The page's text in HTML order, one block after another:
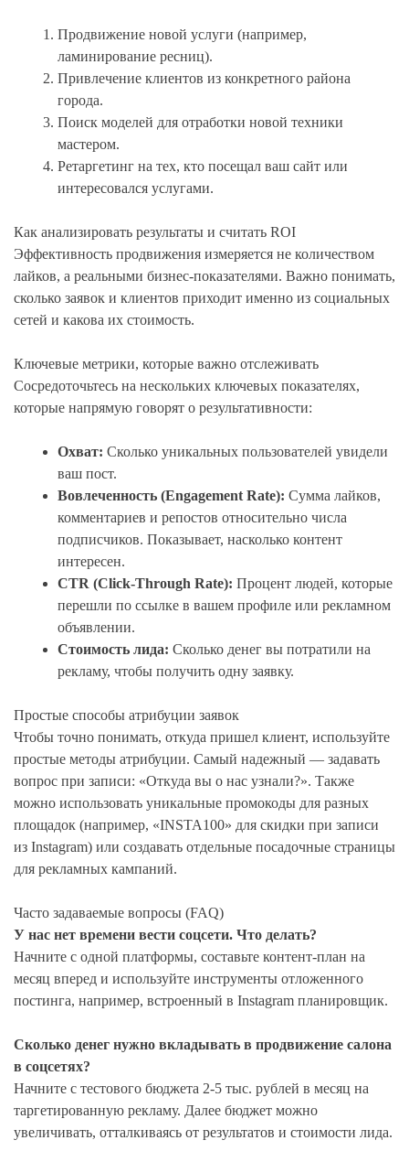
Продвижение новой услуги (например,
ламинирование ресниц).
Привлечение клиентов из конкретного района
города.
Поиск моделей для отработки новой техники
мастером.
Ретаргетинг на тех, кто посещал ваш сайт или
интересовался услугами.
Как анализировать результаты и считать ROI
Эффективность продвижения измеряется не количеством
лайков, а реальными бизнес-показателями. Важно понимать,
сколько заявок и клиентов приходит именно из социальных
сетей и какова их стоимость.
Ключевые метрики, которые важно отслеживать
Сосредоточьтесь на нескольких ключевых показателях,
которые напрямую говорят о результативности:
Охват: Сколько уникальных пользователей увидели
ваш пост.
Вовлеченность (Engagement Rate): Сумма лайков,
комментариев и репостов относительно числа
подписчиков. Показывает, насколько контент
интересен.
CTR (Click-Through Rate): Процент людей, которые
перешли по ссылке в вашем профиле или рекламном
объявлении.
Стоимость лида: Сколько денег вы потратили на
рекламу, чтобы получить одну заявку.
Простые способы атрибуции заявок
Чтобы точно понимать, откуда пришел клиент, используйте
простые методы атрибуции. Самый надежный — задавать
вопрос при записи: «Откуда вы о нас узнали?». Также
можно использовать уникальные промокоды для разных
площадок (например, «INSTA100» для скидки при записи
из Instagram) или создавать отдельные посадочные страницы
для рекламных кампаний.
Часто задаваемые вопросы (FAQ)
У нас нет времени вести соцсети. Что делать?
Начните с одной платформы, составьте контент-план на
месяц вперед и используйте инструменты отложенного
постинга, например, встроенный в Instagram планировщик.
Сколько денег нужно вкладывать в продвижение салона
в соцсетях?
Начните с тестового бюджета 2-5 тыс. рублей в месяц на
таргетированную рекламу. Далее бюджет можно
увеличивать, отталкиваясь от результатов и стоимости лида.